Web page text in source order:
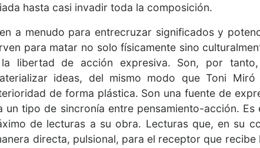
hasta casi invadir toda la composición.
a menudo para entrecruzar significados y
para matar no solo físicamente sino
libertad de acción expresiva. Son, por tanto,
ideas, del mismo modo que Toni
de forma plástica. Son una fuente de
un tipo de sincronía entre pensamiento-acción. Es
de lecturas a su obra. Lecturas que, en su
directa, pulsional, para el receptor que recibe